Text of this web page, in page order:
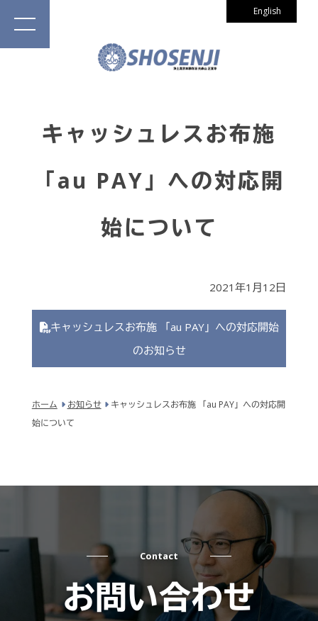
English
キャッシュレスお布施
「au PAY」への対応開
始について
2021年1月12日
キャッシュレスお布施 「au PAY」への対応開始
のお知らせ
ホーム お知らせ
キャッシュレスお布施 「au PAY」への対応開
始について
Contact
お問い合わせ